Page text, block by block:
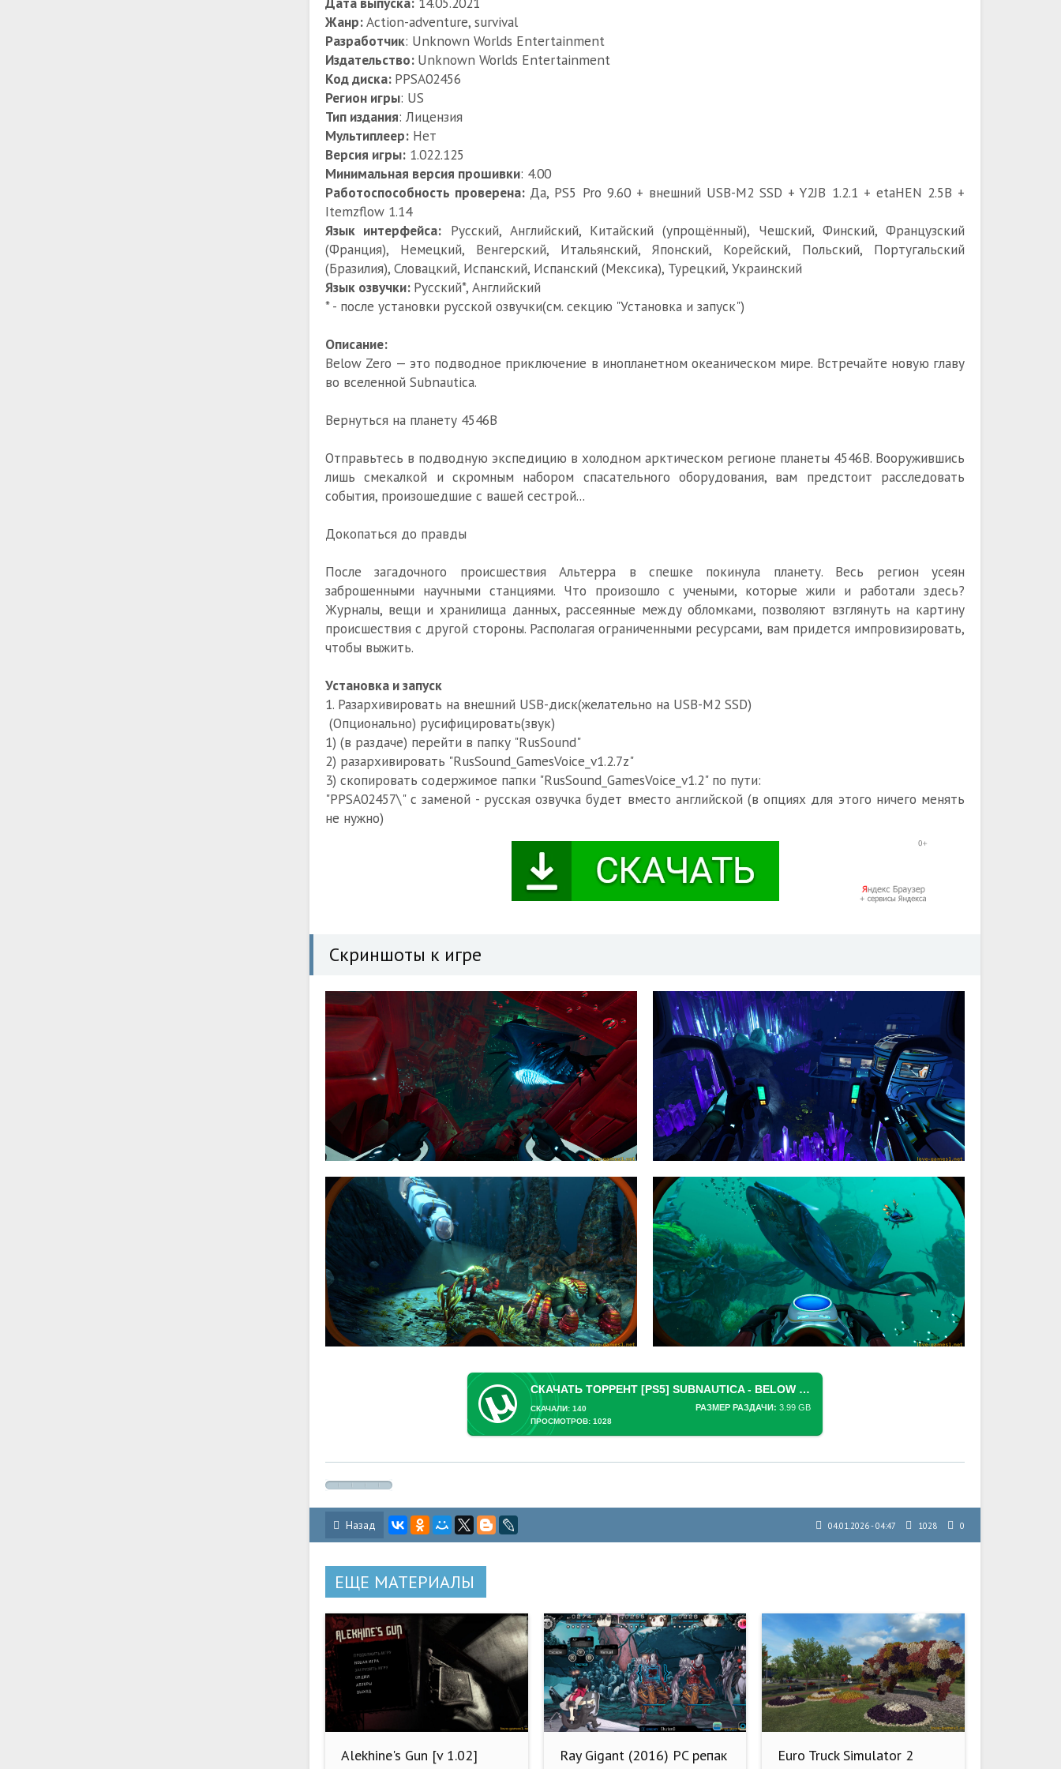
Жанр:Action-adventure, survival
Разработчик: Unknown Worlds Entertainment
Издательство: Unknown Worlds Entertainment
Код диска: PPSA02456
Регион игры: US
Тип издания: Лицензия
Мультиплеер: Нет
Версия игры: 1.022.125
Минимальная версия прошивки: 4.00
Работоспособность проверена: Да, PS5 Pro 9.60 + внешний USB-M2 SSD + Y2JB 1.2.1 + etaHEN 2.5B +
Itemzflow 1.14
Язык интерфейса: Русский, Английский, Китайский (упрощённый), Чешский, Финский, Французский
(Франция), Немецкий, Венгерский, Итальянский, Японский, Корейский, Польский, Португальский
(Бразилия), Словацкий, Испанский, Испанский (Мексика), Турецкий, Украинский
Язык озвучки: Русский*, Английский
* - после установки русской озвучки(см. секцию "Установка и запуск")
Описание:
Below Zero — это подводное приключение в инопланетном океаническом мире. Встречайте новую главу
во вселенной Subnautica.
Вернуться на планету 4546B
Отправьтесь в подводную экспедицию в холодном арктическом регионе планеты 4546B. Вооружившись
лишь смекалкой и скромным набором спасательного оборудования, вам предстоит расследовать
события, произошедшие с вашей сестрой...
Докопаться до правды
После загадочного происшествия Альтерра в спешке покинула планету. Весь регион усеян
заброшенными научными станциями. Что произошло с учеными, которые жили и работали здесь?
Журналы, вещи и хранилища данных, рассеянные между обломками, позволяют взглянуть на картину
происшествия с другой стороны. Располагая ограниченными ресурсами, вам придется импровизировать,
чтобы выжить.
Установка и запуск
1. Разархивировать на внешний USB-диск(желательно на USB-M2 SSD)
(Опционально) русифицировать(звук)
1) (в раздаче) перейти в папку "RusSound"
2) разархивировать "RusSound_GamesVoice_v1.2.7z"
3) скопировать содержимое папки "RusSound_GamesVoice_v1.2" по пути:
"PPSA02457\" с заменой - русская озвучка будет вместо английской (в опциях для этого ничего менять
не нужно)
Скриншоты к игре
СКАЧАТЬ ТОРРЕНТ [PS5] SUBNAUTICA - BELOW ZERO (PPSA02456) [1.022.125]
РАЗМЕР РАЗДАЧИ: 3.99 GB
СКАЧАЛИ: 140
ПРОСМОТРОВ: 1028
Назад 04.01.2026 - 04:47 1028 0
ЕЩЕ МАТЕРИАЛЫ
Alekhine's Gun [v 1.02]
Ray Gigant (2016) PC репак
Euro Truck Simulator 2